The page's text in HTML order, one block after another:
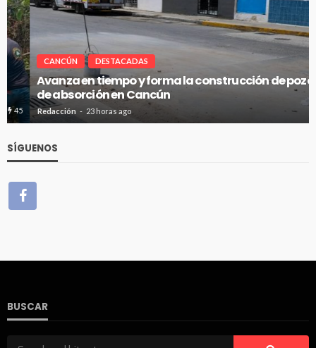
CANCÚN DESTACADAS
Avanza en tiempo y forma la construcción de pozos
de absorción en Cancún
Redacción 23 horas ago 27
SÍGUENOS
BUSCAR